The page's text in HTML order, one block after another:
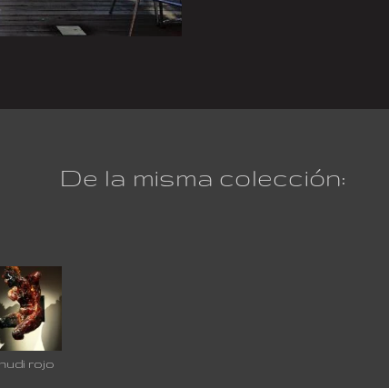
De la misma colección:
rojo